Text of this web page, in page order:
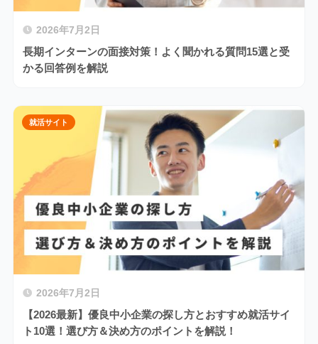
2026年7月2日
長期インターンの面接対策！よく聞かれる質問15選と受
かる回答例を解説
2026年7月2日
【2026最新】優良中小企業の探し方とおすすめ就活サイ
ト10選！選び方＆決め方のポイントを解説！
就活サイト